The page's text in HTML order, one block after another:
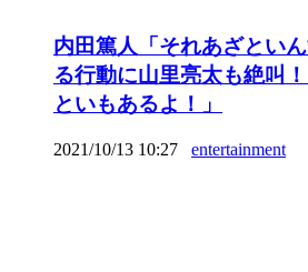
内田篤人「それあざとい
る行動に山里亮太も絶叫
といもあるよ！」
2021/10/13 10:27 entertainment